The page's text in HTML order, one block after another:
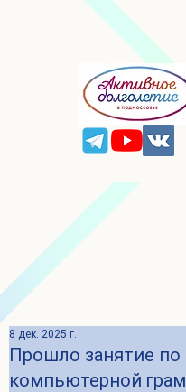
Прошло занятие по
компьютерной
8 дек. 2025 г.